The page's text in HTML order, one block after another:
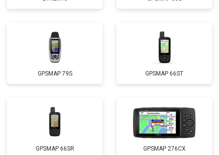
GPSMAP 79S GPSMAP 66ST
GPSMAP 66SR GPSMAP 276CX